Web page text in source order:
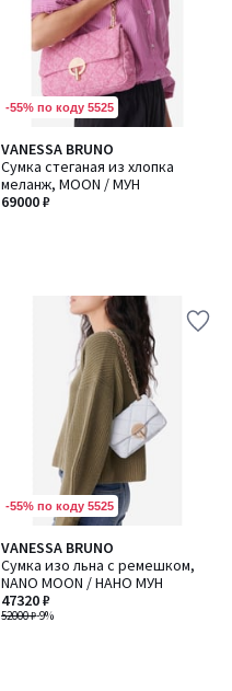
-55% по коду 5525
VANESSA BRUNO
Сумка стеганая из хлопка
меланж, MOON / МУН
69000 ₽
-55% по коду 5525
VANESSA BRUNO
Сумка изо льна с ремешком,
NANO MOON / НАНО МУН
52000 ₽-9%
47320 ₽